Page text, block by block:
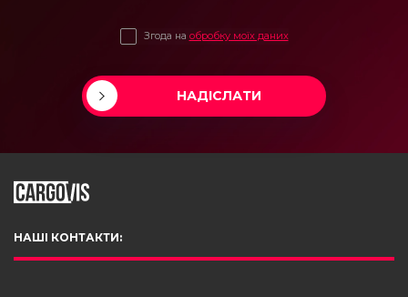
Згода на обробку моїх даних
НАДІСЛАТИ
НАШІ КОНТАКТИ: